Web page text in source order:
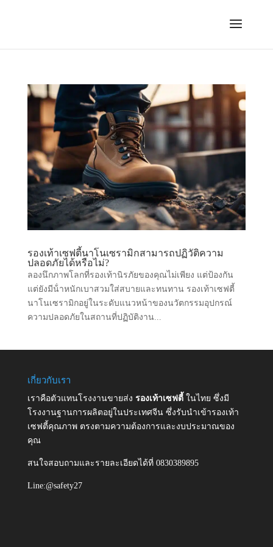
รองเท้าเซฟตี้นาโนเซรามิกสามารถปฏิวัติความ
ปลอดภัยได้หรือไม่?
ลองนึกภาพโลกที่รองเท้านิรภัยของคุณไม่เพียง แต่ป้องกัน
แต่ยังมีน้ําหนักเบาสวมใส่สบายและทนทาน รองเท้าเซฟตี้
นาโนเซรามิกอยู่ในระดับแนวหน้าของนวัตกรรมอุปกรณ์
ความปลอดภัยในสถานที่ปฏิบัติงาน...
เกี่ยวกับเรา
เราคือตัวแทนโรงงานขายส่ง รองเท้าเซฟตี้ ในไทย ซึ่งมี
โรงงานฐานการผลิตอยู่ในประเทศจีน ซึ่งรับนำเข้ารองเท้า
เซฟตี้คุณภาพ ตรงตามความต้องการและงบประมาณของ
คุณ
สนใจสอบถามและรายละเอียดได้ที่ 0830389895
Line:@safety27